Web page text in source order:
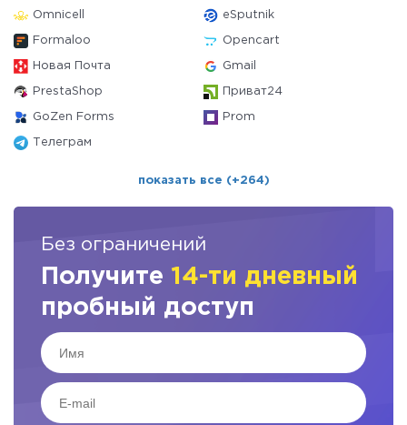
Omnicell eSputnik
Formaloo Opencart
Новая Почта Gmail
PrestaShop Приват24
GoZen Forms Prom
Телеграм
показать все (+264)
Без ограничений
Получите 14-ти дневный
пробный доступ